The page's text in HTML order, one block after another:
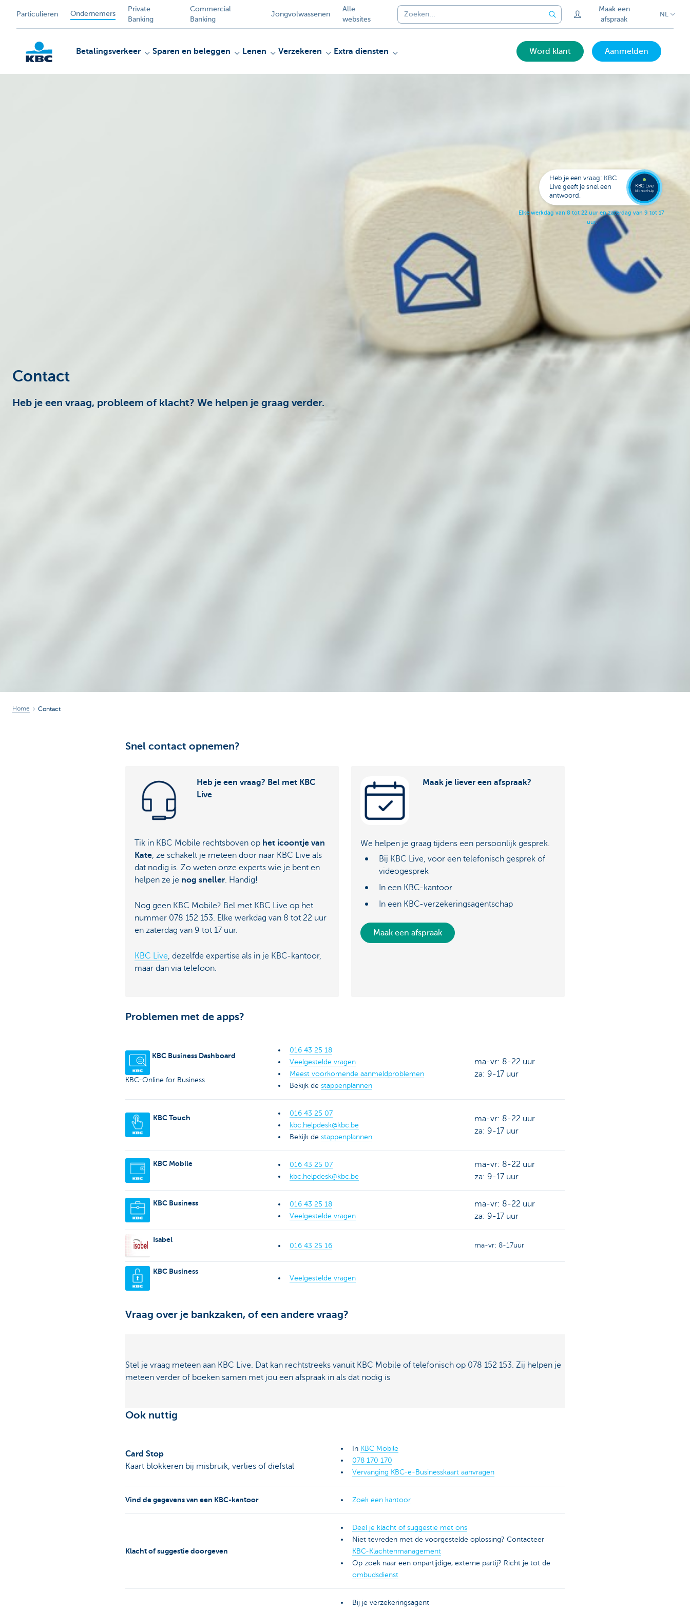
Particulieren Ondernemers
Private
Banking
Commercial
Banking
Jongvolwassenen
Alle
websites
Maak een
afspraak
NL
Betalingsverkeer Sparen en beleggen Lenen Verzekeren Extra diensten Word klant Aanmelden
Contact
Heb je een vraag, probleem of klacht? We helpen je graag verder.
Home Contact
Snel contact opnemen?
Heb je een vraag? Bel met KBC
Live
Tik in KBC Mobile rechtsboven op het icoontje van
Kate, ze schakelt je meteen door naar KBC Live als
dat nodig is. Zo weten onze experts wie je bent en
helpen ze je nog sneller. Handig!
Nog geen KBC Mobile? Bel met KBC Live op het
nummer 078 152 153. Elke werkdag van 8 tot 22 uur
en zaterdag van 9 tot 17 uur.
KBC Live, dezelfde expertise als in je KBC-kantoor,
maar dan via telefoon.
Maak je liever een afspraak?
We helpen je graag tijdens een persoonlijk gesprek.
Bij KBC Live, voor een telefonisch gesprek of
videogesprek
In een KBC-kantoor
In een KBC-verzekeringsagentschap
Maak een afspraak
Problemen met de apps?
KBC Business Dashboard
KBC-Online for Business
016 43 25 18
Veelgestelde vragen
Meest voorkomende aanmeldproblemen
Bekijk destappenplannen
ma-vr: 8-22 uur
za: 9-17 uur
KBC Touch
016 43 25 07
kbc.helpdesk@kbc.be
Bekijk destappenplannen
ma-vr: 8-22 uur
za: 9-17 uur
KBC Mobile
016 43 25 07
kbc.helpdesk@kbc.be
ma-vr: 8-22 uur
za: 9-17 uur
KBC Business
016 43 25 18
Veelgestelde vragen
ma-vr: 8-22 uur
za: 9-17 uur
Isabel
016 43 25 16 ma-vr: 8-17uur
KBC Business
Veelgestelde vragen
Vraag over je bankzaken, of een andere vraag?
Stel je vraag meteen aan KBC Live. Dat kan rechtstreeks vanuit KBC Mobile of telefonisch op 078 152 153. Zij helpen je
meteen verder of boeken samen met jou een afspraak in als dat nodig is
Ook nuttig
Card Stop
Kaart blokkeren bij misbruik, verlies of diefstal
In KBC Mobile
078 170 170
Vervanging KBC-e-Businesskaart aanvragen
Vind de gegevens van een KBC-kantoor Zoek een kantoor
Klacht of suggestie doorgeven
Deel je klacht of suggestie met ons
Niet tevreden met de voorgestelde oplossing? Contacteer
KBC-Klachtenmanagement
Op zoek naar een onpartijdige, externe partij? Richt je tot de
ombudsdienst
Bij je verzekeringsagent
Heb je een vraag: KBC
Live geeft je snel een
antwoord.
Elke werkdag van 8 tot 22 uur en zaterdag van 9 tot 17
uur.
KBC Live
klik voor hulp
expert